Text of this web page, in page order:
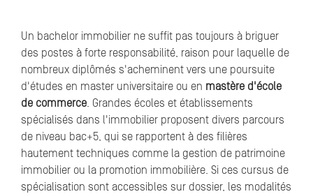
Un bachelor immobilier ne suffit pas toujours à briguer
des postes à forte responsabilité, raison pour laquelle de
nombreux diplômés s'acheminent vers une poursuite
d'études en master universitaire ou en mastère d'école
de commerce. Grandes écoles et établissements
spécialisés dans l'immobilier proposent divers parcours
de niveau bac+5, qui se rapportent à des filières
hautement techniques comme la gestion de patrimoine
immobilier ou la promotion immobilière. Si ces cursus de
spécialisation sont accessibles sur dossier, les modalités